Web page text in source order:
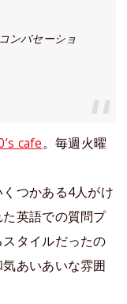
ンバセーショ
cafe。毎週火曜
つかある4人がけ
英語での質問プ
タイルだったの
あいあいな雰囲